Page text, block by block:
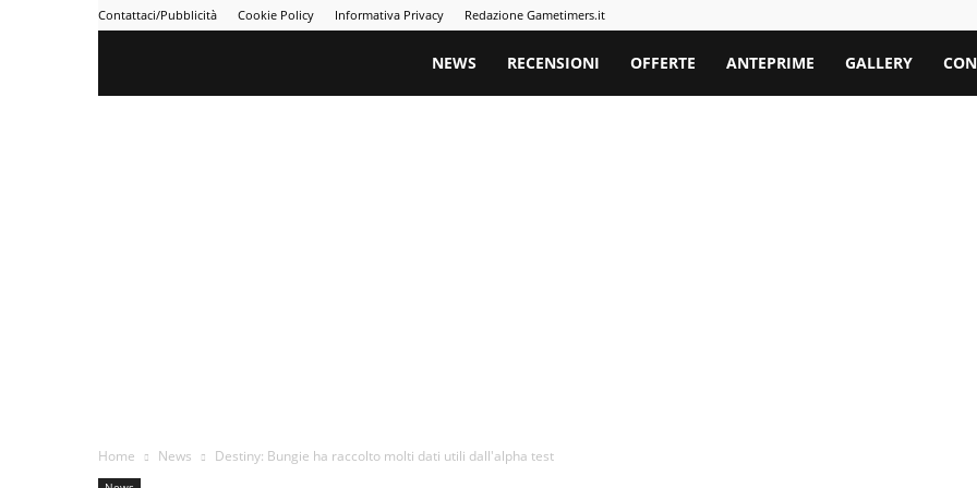
Contattaci/Pubblicità Cookie Policy Informativa Privacy Redazione Gametimers.it
Gametimers
NEWS RECENSIONI OFFERTE ANTEPRIME GALLERY
Home News Destiny: Bungie ha raccolto molti dati utili dall'alpha test